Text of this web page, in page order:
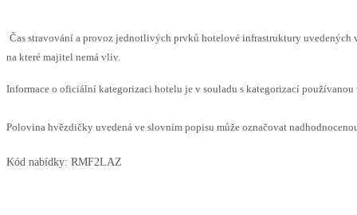
Čas stravování a provoz jednotlivých prvků hotelové infrastruktury uvedených
na které majitel nemá vliv.
Informace o oficiální kategorizaci hotelu je v souladu s kategorizací
Polovina hvězdičky uvedená ve slovním popisu může označovat
Kód nabídky: RMF2LAZ